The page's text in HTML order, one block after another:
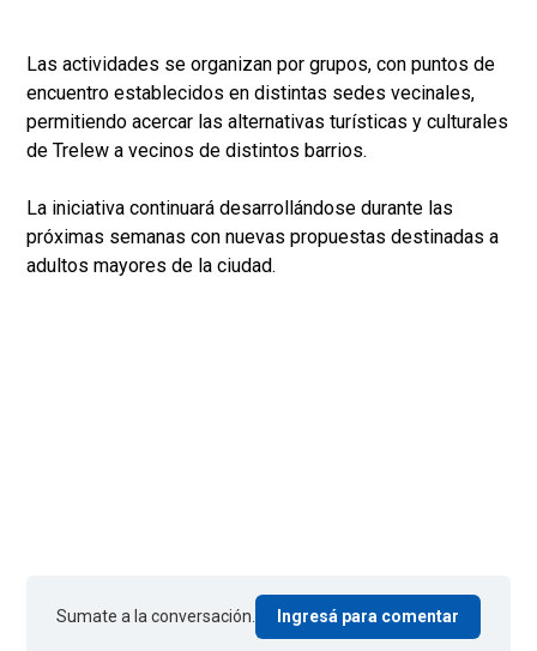
Las actividades se organizan por grupos, con puntos de
encuentro establecidos en distintas sedes vecinales,
permitiendo acercar las alternativas turísticas y culturales
de Trelew a vecinos de distintos barrios.
La iniciativa continuará desarrollándose durante las
próximas semanas con nuevas propuestas destinadas a
adultos mayores de la ciudad.
Sumate a la conversación. Ingresá para comentar